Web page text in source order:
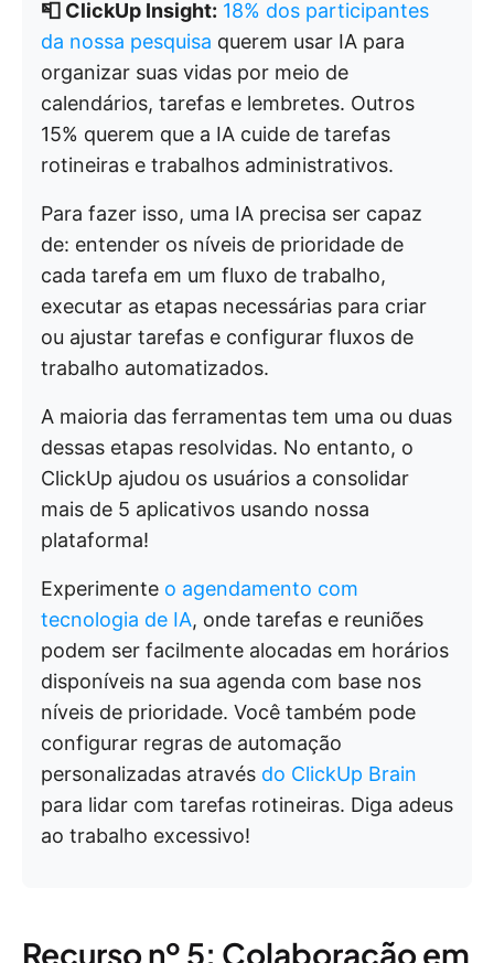
📮 ClickUp Insight: 18% dos participantes
da nossa pesquisa querem usar IA para
organizar suas vidas por meio de
calendários, tarefas e lembretes. Outros
15% querem que a IA cuide de tarefas
rotineiras e trabalhos administrativos.
Para fazer isso, uma IA precisa ser capaz
de: entender os níveis de prioridade de
cada tarefa em um fluxo de trabalho,
executar as etapas necessárias para criar
ou ajustar tarefas e configurar fluxos de
trabalho automatizados.
A maioria das ferramentas tem uma ou duas
dessas etapas resolvidas. No entanto, o
ClickUp ajudou os usuários a consolidar
mais de 5 aplicativos usando nossa
plataforma!
Experimente o agendamento com
tecnologia de IA, onde tarefas e reuniões
podem ser facilmente alocadas em horários
disponíveis na sua agenda com base nos
níveis de prioridade. Você também pode
configurar regras de automação
personalizadas através do ClickUp Brain
para lidar com tarefas rotineiras. Diga adeus
ao trabalho excessivo!
Recurso nº 5: Colaboração em